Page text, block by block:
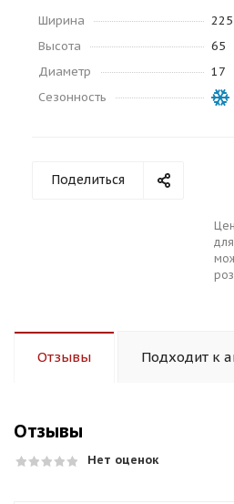
Ширина
225
Высота
65
Диаметр
17
Сезонность
Поделиться
Отзывы Подходит к
Отзывы
Нет оценок